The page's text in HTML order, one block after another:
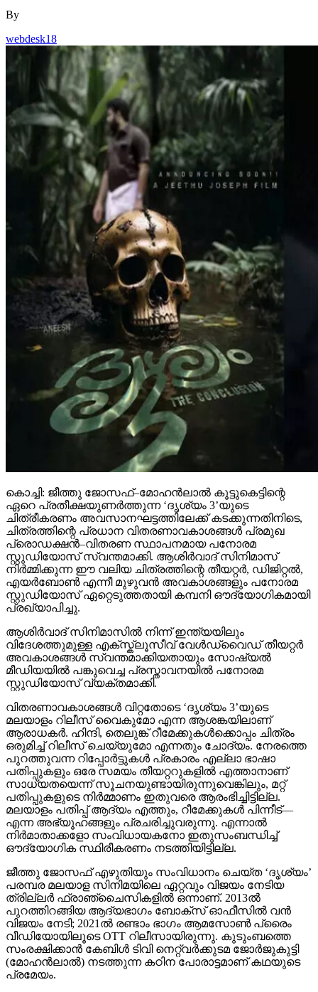
By
webdesk18
കൊച്ചി: ജീത്തു ജോസഫ്–മോഹൻലാൽ കൂട്ടുകെട്ടിന്റെ
ഏറെ പ്രതീക്ഷയുണർത്തുന്ന ‘ദൃശ്യം 3’യുടെ
ചിത്രീകരണം അവസാനഘട്ടത്തിലേക്ക് കടക്കുന്നതിനിടെ,
ചിത്രത്തിന്റെ പ്രധാന വിതരണാവകാശങ്ങൾ പ്രമുഖ
പ്രൊഡക്ഷൻ–വിതരണ സ്ഥാപനമായ പനോരമ
സ്റ്റുഡിയോസ് സ്വന്തമാക്കി. ആശിർവാദ് സിനിമാസ്
നിർമ്മിക്കുന്ന ഈ വലിയ ചിത്രത്തിന്റെ തീയറ്റർ, ഡിജിറ്റൽ,
എയർബോൺ എന്നീ മുഴുവൻ അവകാശങ്ങളും പനോരമ
സ്റ്റുഡിയോസ് ഏറ്റെടുത്തതായി കമ്പനി ഔദ്യോഗികമായി
പ്രഖ്യാപിച്ചു.
ആശിർവാദ് സിനിമാസിൽ നിന്ന് ഇന്ത്യയിലും
വിദേശത്തുമുള്ള എക്സ്ക്ലൂസീവ് വേൾഡ്‌വൈഡ് തീയറ്റർ
അവകാശങ്ങൾ സ്വന്തമാക്കിയതായും സോഷ്യൽ
മീഡിയയിൽ പങ്കുവെച്ച പ്രസ്താവനയിൽ പനോരമ
സ്റ്റുഡിയോസ് വ്യക്തമാക്കി.
വിതരണാവകാശങ്ങൾ വിറ്റതോടെ ‘ദൃശ്യം 3’യുടെ
മലയാളം റിലീസ് വൈകുമോ എന്ന ആശങ്കയിലാണ്
ആരാധകർ. ഹിന്ദി, തെലുങ്ക് റീമേക്കുകൾക്കൊപ്പം ചിത്രം
ഒരുമിച്ച് റിലീസ് ചെയ്യുമോ എന്നതും ചോദ്യം. നേരത്തെ
പുറത്തുവന്ന റിപ്പോർട്ടുകൾ പ്രകാരം എല്ലാ ഭാഷാ
പതിപ്പുകളും ഒരേ സമയം തീയറ്ററുകളിൽ എത്താനാണ്
സാധ്യതയെന്ന് സൂചനയുണ്ടായിരുന്നുവെങ്കിലും, മറ്റ്
പതിപ്പുകളുടെ നിർമ്മാണം ഇതുവരെ ആരംഭിച്ചിട്ടില്ല.
മലയാളം പതിപ്പ് ആദ്യം എത്തും, റീമേക്കുകൾ പിന്നീട്—
എന്ന അഭ്യൂഹങ്ങളും പ്രചരിച്ചുവരുന്നു. എന്നാൽ
നിർമാതാക്കളോ സംവിധായകനോ ഇതുസംബന്ധിച്ച്
ഔദ്യോഗിക സ്ഥിരീകരണം നടത്തിയിട്ടില്ല.
ജീത്തു ജോസഫ് എഴുതിയും സംവിധാനം ചെയ്‌ത ‘ദൃശ്യം’
പരമ്പര മലയാള സിനിമയിലെ ഏറ്റവും വിജയം നേടിയ
ത്രില്ലർ ഫ്രാഞ്ചൈസികളിൽ ഒന്നാണ്. 2013ൽ
പുറത്തിറങ്ങിയ ആദ്യഭാഗം ബോക്‌സ് ഓഫീസിൽ വൻ
വിജയം നേടി; 2021ൽ രണ്ടാം ഭാഗം ആമസോൺ പ്രൈം
വീഡിയോയിലൂടെ OTT റിലീസായിരുന്നു. കുടുംബത്തെ
സംരക്ഷിക്കാൻ കേബിൾ ടിവി നെറ്റ്‌വർക്കുടമ ജോര്‍ജുകുട്ടി
(മോഹൻലാൽ) നടത്തുന്ന കഠിന പോരാട്ടമാണ് കഥയുടെ
പ്രമേയം.